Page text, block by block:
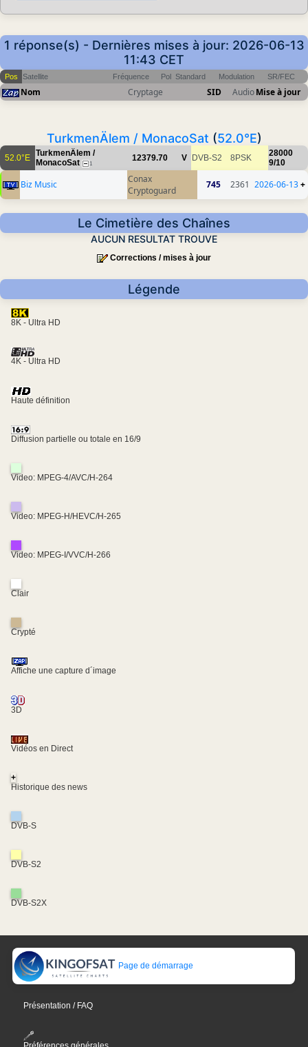
1 réponse(s) - Dernières mises à jour: 2026-06-13
11:43 CET
Pos Satellite Fréquence Pol Standard Modulation SR/FEC
Nom Cryptage SID AudioMise à jour
TurkmenÄlem / MonacoSat (52.0°E)
52.0°E TurkmenÄlem /
MonacoSat
1
12379.70 V DVB-S2 8PSK
28000
9/10
Biz Music
Conax
Cryptoguard
745 2361 2026-06-13+
Le Cimetière des Chaînes
AUCUN RESULTAT TROUVE
Corrections / mises à jour
Légende
8K - Ultra HD
4K - Ultra HD
Haute définition
Diffusion partielle ou totale en 16/9
Video: MPEG-4/AVC/H-264
Video: MPEG-H/HEVC/H-265
Video: MPEG-I/VVC/H-266
Clair
Crypté
Affiche une capture d´image
3D
Vidéos en Direct
+
Historique des news
DVB-S
DVB-S2
DVB-S2X
Page de démarrage
Présentation / FAQ